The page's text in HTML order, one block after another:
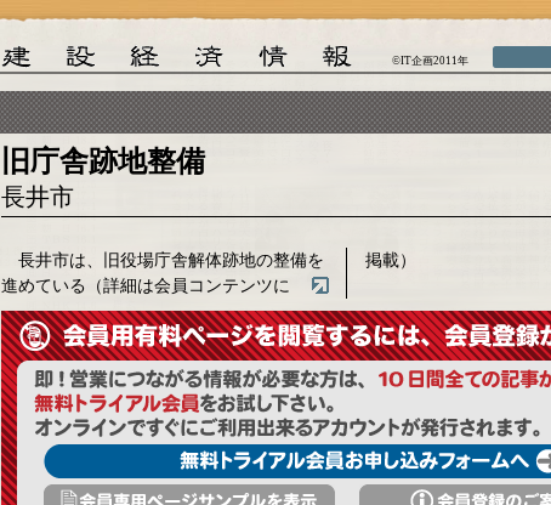
©IT企画2011年
旧庁舎跡地整備
長井市
長井市は、旧役場庁舎解体跡地の整備を
進めている（詳細は会員コンテンツに
掲載）